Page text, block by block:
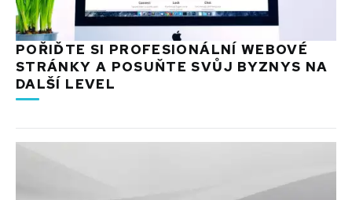
POŘIĎTE SI PROFESIONÁLNÍ WEBOVÉ
STRÁNKY A POSUŇTE SVŮJ BYZNYS NA
DALŠÍ LEVEL